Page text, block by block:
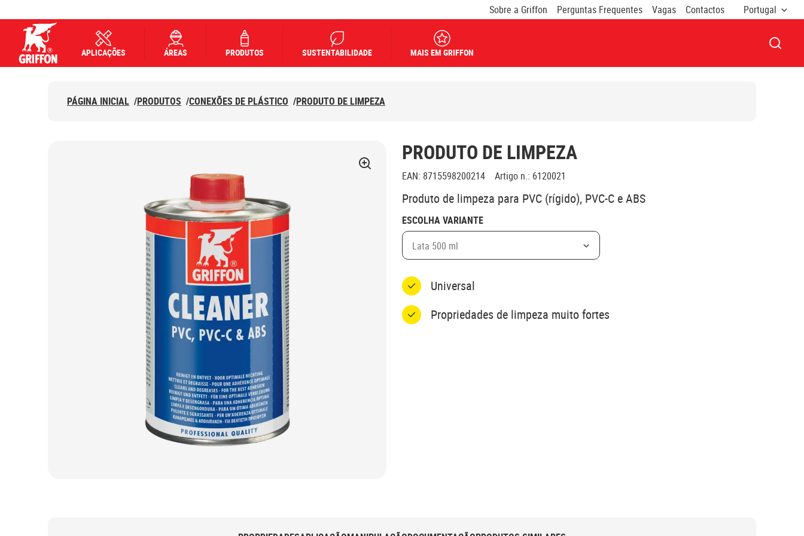
Sobre a Griffon Perguntas Frequentes Vagas Contactos Portugal
APLICAÇÕES ÁREAS PRODUTOS SUSTENTABILIDADE MAIS EM GRIFFON ABRIR
PÁGINA INICIAL /PRODUTOS /CONEXÕES DE PLÁSTICO /PRODUTO DE LIMPEZA
PRODUTO DE LIMPEZA
EAN: 8715598200214 Artigo n.: 6120021
Produto de limpeza para PVC (rígido), PVC-C e ABS
ESCOLHA VARIANTE
Lata 500 ml
Universal
Propriedades de limpeza muito fortes